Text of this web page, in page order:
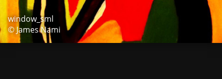
window_sml
© James Nami